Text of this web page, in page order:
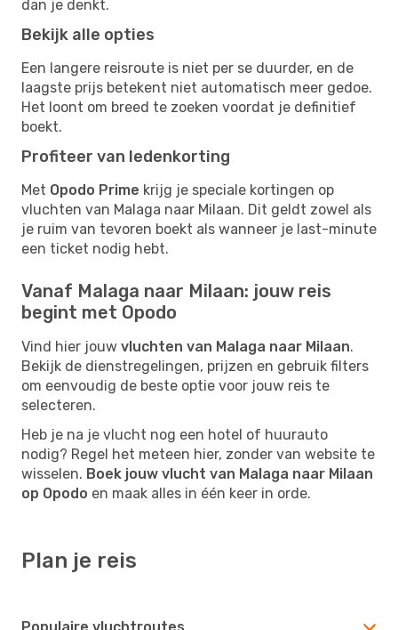
dan je denkt.
Bekijk alle opties
Een langere reisroute is niet per se duurder, en de
laagste prijs betekent niet automatisch meer gedoe.
Het loont om breed te zoeken voordat je definitief
boekt.
Profiteer van ledenkorting
Met Opodo Prime krijg je speciale kortingen op
vluchten van Malaga naar Milaan. Dit geldt zowel als
je ruim van tevoren boekt als wanneer je last-minute
een ticket nodig hebt.
Vanaf Malaga naar Milaan: jouw reis
begint met Opodo
Vind hier jouw vluchten van Malaga naar Milaan.
Bekijk de dienstregelingen, prijzen en gebruik filters
om eenvoudig de beste optie voor jouw reis te
selecteren.
Heb je na je vlucht nog een hotel of huurauto
nodig? Regel het meteen hier, zonder van website te
wisselen. Boek jouw vlucht van Malaga naar Milaan
op Opodo en maak alles in één keer in orde.
Plan je reis